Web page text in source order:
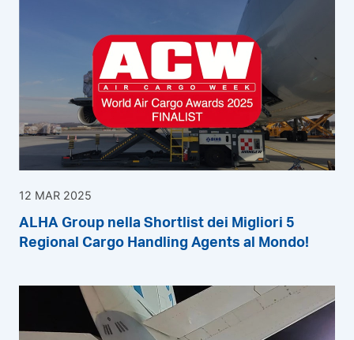
12 MAR 2025
ALHA Group nella Shortlist dei Migliori 5
Regional Cargo Handling Agents al Mondo!